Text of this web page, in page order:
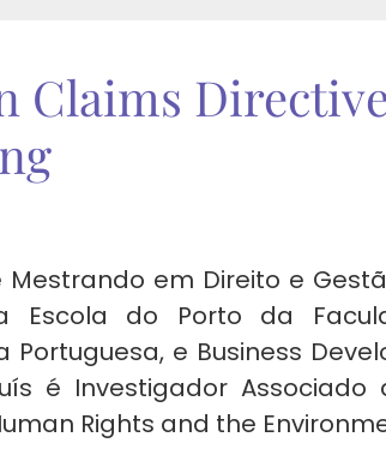
Mestrando em Direito e
Escola do Porto da
Portuguesa, e Business
é Investigador Associado
Rights and the